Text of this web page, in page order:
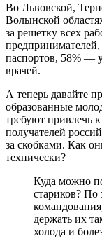
Во Львовской,
Волынской
за решетку всех
паспортов, 58% —
врачей.
А теперь давайте
образованные
требуют привлечь
получателей
за скобками. Как
технически?
Куда можно
стариков? По
держать их
холода и